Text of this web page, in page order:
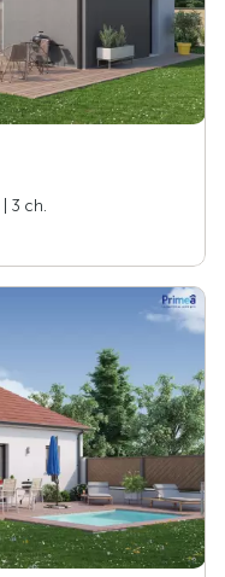
| 3 ch.